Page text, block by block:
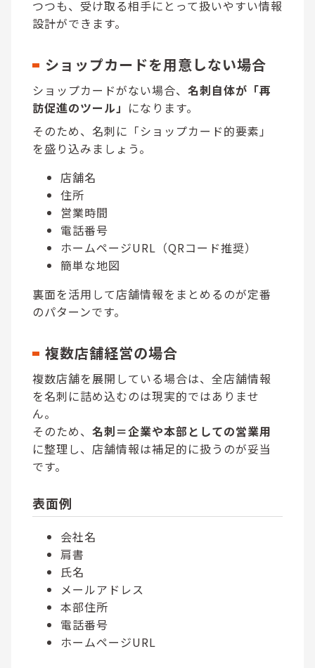
つつも、受け取る相手にとって扱いやすい情報
設計ができます。
ショップカードを用意しない場合
ショップカードがない場合、 名刺自体が「再
訪促進のツール」 になります。
そのため、名刺に「ショップカード的要素」
を盛り込みましょう。
店舗名
住所
営業時間
電話番号
ホームページURL（QRコード推奨）
簡単な地図
裏面を活用して店舗情報をまとめるのが定番
のパターンです。
複数店舗経営の場合
複数店舗を展開している場合は、全店舗情報
を名刺に詰め込むのは現実的ではありませ
ん。
そのため、 名刺＝企業や本部としての営業用
に整理し、店舗情報は補足的に扱うのが妥当
です。
表面例
会社名
肩書
氏名
メールアドレス
本部住所
電話番号
ホームページURL